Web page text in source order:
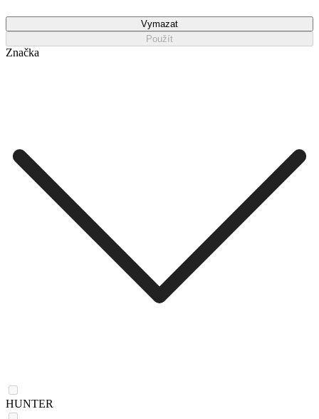
Vymazat
Použít
Značka
HUNTER